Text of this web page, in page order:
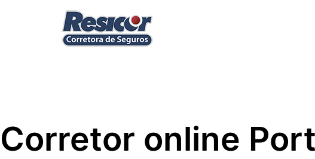
Corretor online